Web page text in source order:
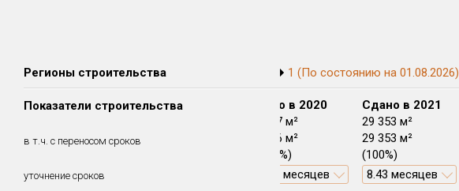
Регионы строительства 1 (По состоянию на 01.08.2026)
Показатели строительства
в т.ч. с переносом сроков
уточнение сроков
Сдано в 2018
0 м²
Сдано в 2019
7 375 м²
Сдано в 2020
15 887 м²
10 396 м²
(65.44%)
23.03 месяцев
Сдано в 2021
29 353 м²
29 353 м²
(100%)
8.43 месяцев